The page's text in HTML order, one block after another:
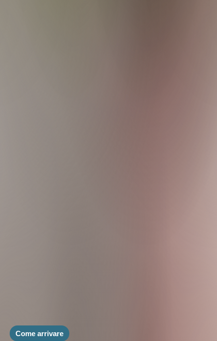
Come arrivare